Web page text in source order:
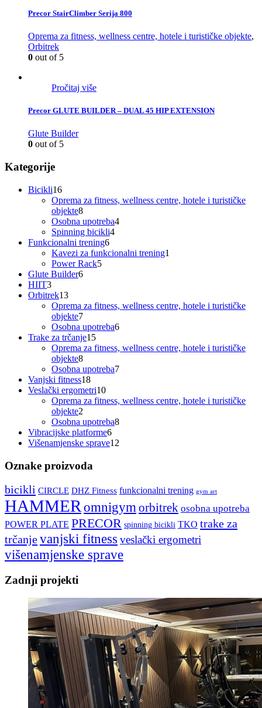
Precor StairClimber Serija 800
Oprema za fitness, wellness centre, hotele i turističke objekte,
Orbitrek
0 out of 5
Pročitaj više
Precor GLUTE BUILDER – DUAL 45 HIP EXTENSION
Glute Builder
0 out of 5
Kategorije
Bicikli1616
proizvoda
Oprema za fitness, wellness centre, hotele i turističke
objekte88
proizvoda
Osobna upotreba44
Spinning bicikli44
Funkcionalni trening66
proizvoda
Kavezi za funkcionalni trening1
Power Rack55
Glute Builder66
HIIT33
proizvoda
Orbitrek1313
proizvoda
Oprema za fitness, wellness centre, hotele i turističke
objekte77
proizvoda
Osobna upotreba66
Trake za trčanje1515
proizvoda
Oprema za fitness, wellness centre, hotele i turističke
objekte88
proizvoda
Osobna upotreba77
Vanjski fitness1818
proizvoda
Veslački ergometri1010
proizvoda
Oprema za fitness, wellness centre, hotele i turističke
objekte2
proizvoda
Osobna upotreba88
Vibracijske platforme66
proizvoda
Višenamjenske sprave12
Oznake proizvoda
bicikli CIRCLE DHZ Fitness funkcionalni trening gym art
HAMMERomnigymorbitrek osobna upotreba
POWER PLATE PRECOR spinning bicikli TKO trake za
trčanjevanjski fitness veslački ergometri
višenamjenske sprave
Zadnji projekti